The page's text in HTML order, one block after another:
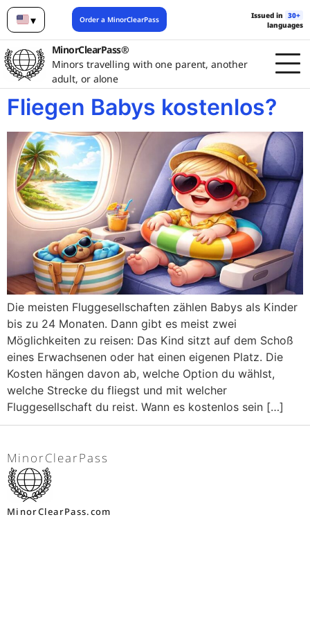
▾
English
Order a MinorClearPass Issued in 30+
languages
MinorClearPass®
Minors travelling with one parent, another
adult, or alone
Fliegen Babys kostenlos?
Die meisten Fluggesellschaften zählen Babys als Kinder
bis zu 24 Monaten. Dann gibt es meist zwei
Möglichkeiten zu reisen: Das Kind sitzt auf dem Schoß
eines Erwachsenen oder hat einen eigenen Platz. Die
Kosten hängen davon ab, welche Option du wählst,
welche Strecke du fliegst und mit welcher
Fluggesellschaft du reist. Wann es kostenlos sein […]
MinorClearPass
MinorClearPass.com